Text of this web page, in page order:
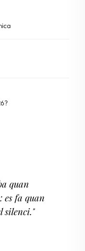
quan
es fa quan
silenci."